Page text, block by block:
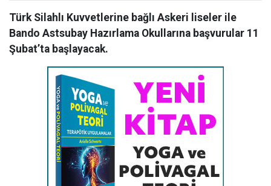
Türk Silahlı Kuvvetlerine bağlı Askeri liseler ile
Bando Astsubay Hazırlama Okullarına başvurular 11
Şubat’ta başlayacak.